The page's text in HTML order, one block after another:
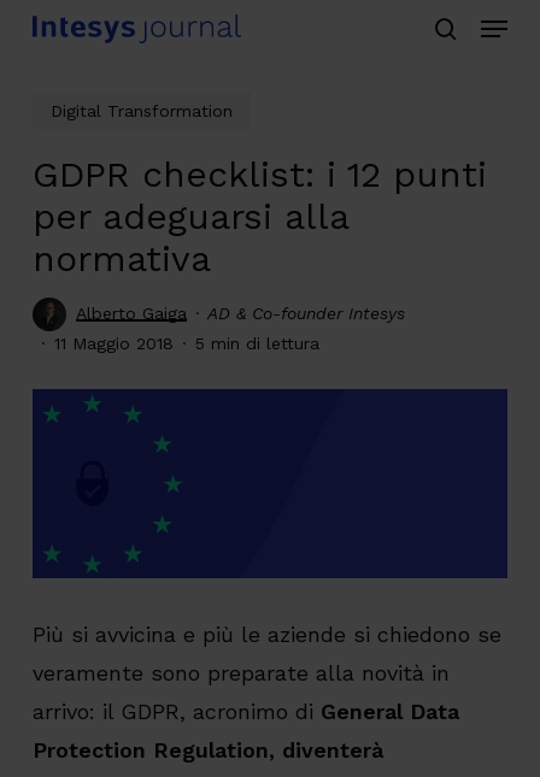
Skip
Menu
Digital Transformation
GDPR checklist: i 12 punti
per adeguarsi alla
normativa
Alberto Gaiga
AD & Co-founder Intesys
11 Maggio 2018
5 min di lettura
Più si avvicina e più le aziende si chiedono se
veramente sono preparate alla novità in
arrivo: il GDPR, acronimo di General Data
Protection Regulation, diventerà